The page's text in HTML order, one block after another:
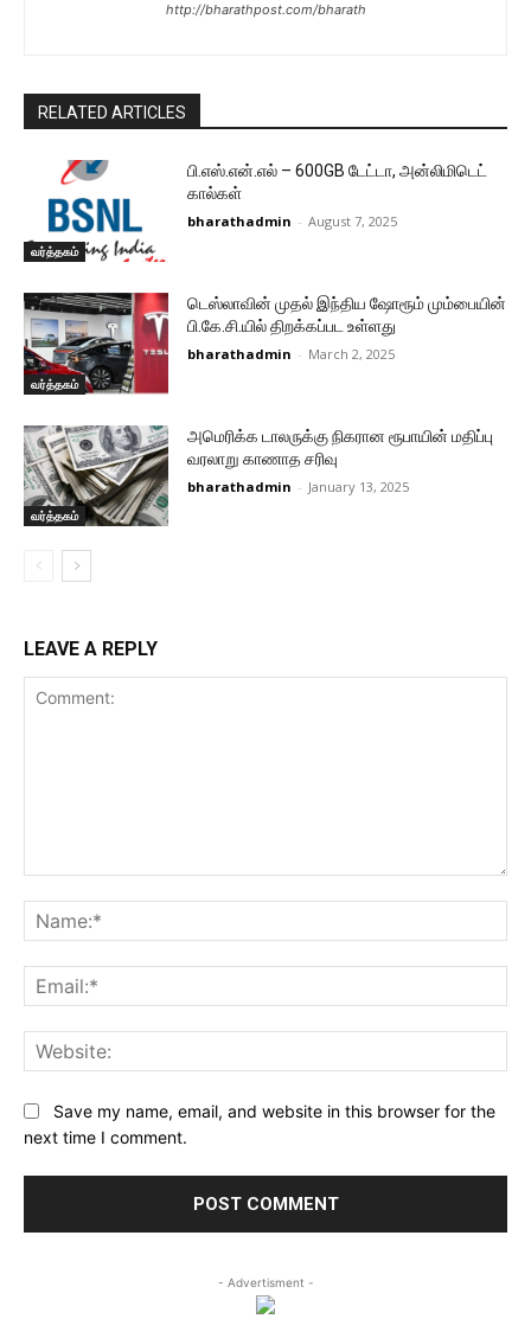
http://bharathpost.com/bharath
RELATED ARTICLES
வர்த்தகம்
பி.எஸ்.என்.எல் – 600GB டேட்டா, அன்லிமிடெட்
கால்கள்
bharathadmin - August 7, 2025
வர்த்தகம்
டெஸ்லாவின் முதல் இந்திய ஷோரூம் மும்பையின்
பி.கே.சி.யில் திறக்கப்பட உள்ளது
bharathadmin - March 2, 2025
வர்த்தகம்
அமெரிக்க டாலருக்கு நிகரான ரூபாயின் மதிப்பு
வரலாறு காணாத சரிவு
bharathadmin - January 13, 2025
LEAVE A REPLY
Save my name, email, and website in this browser for the
next time I comment.
- Advertisment -